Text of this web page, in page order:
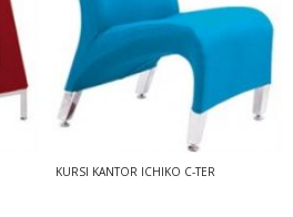
KURSI KANTOR ICHIKO C-TER